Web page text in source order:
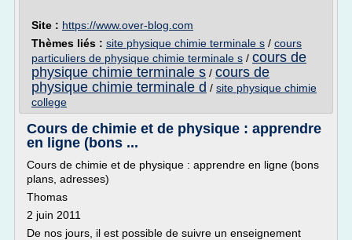
Site : https://www.over-blog.com
Thèmes liés : site physique chimie terminale s / cours
particuliers de physique chimie terminale s / cours de
physique chimie terminale s / cours de
physique chimie terminale d / site physique chimie
college
Cours de chimie et de physique : apprendre
en ligne (bons ...
Cours de chimie et de physique : apprendre en ligne (bons
plans, adresses)
Thomas
2 juin 2011
De nos jours, il est possible de suivre un enseignement